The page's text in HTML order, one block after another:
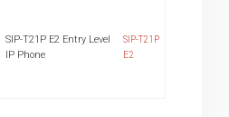
SIP-T21P E2 Entry Level
IP Phone
SIP-T21P
E2